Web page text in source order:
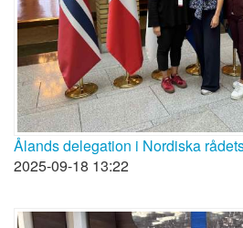
Ålands delegation i Nordiska
2025-09-18 13:22